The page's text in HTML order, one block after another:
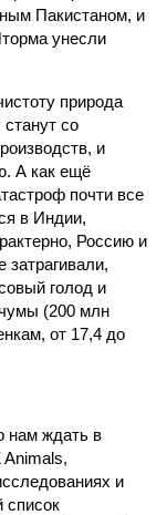
Пакистаном, и
унесли
природа
со
и
А как ещё
почти все
в Индии,
Россию и
затрагивали,
голод и
(200 млн
от 17,4 до
нам ждать в
и
список